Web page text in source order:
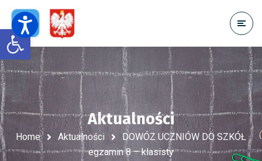
Open toolbar
Aktualności
Home Aktualności
DOWÓZ UCZNIÓW DO SZKÓŁ
egzamin 8 – klasisty